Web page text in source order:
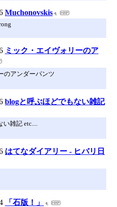
Muchonovskis
ミック・エイヴォリーのア
のアンダーパンツ
blogと呼ぶほどでもない雑記
雑記 etc....
はてなダイアリー - ヒバリ日
「石版！」